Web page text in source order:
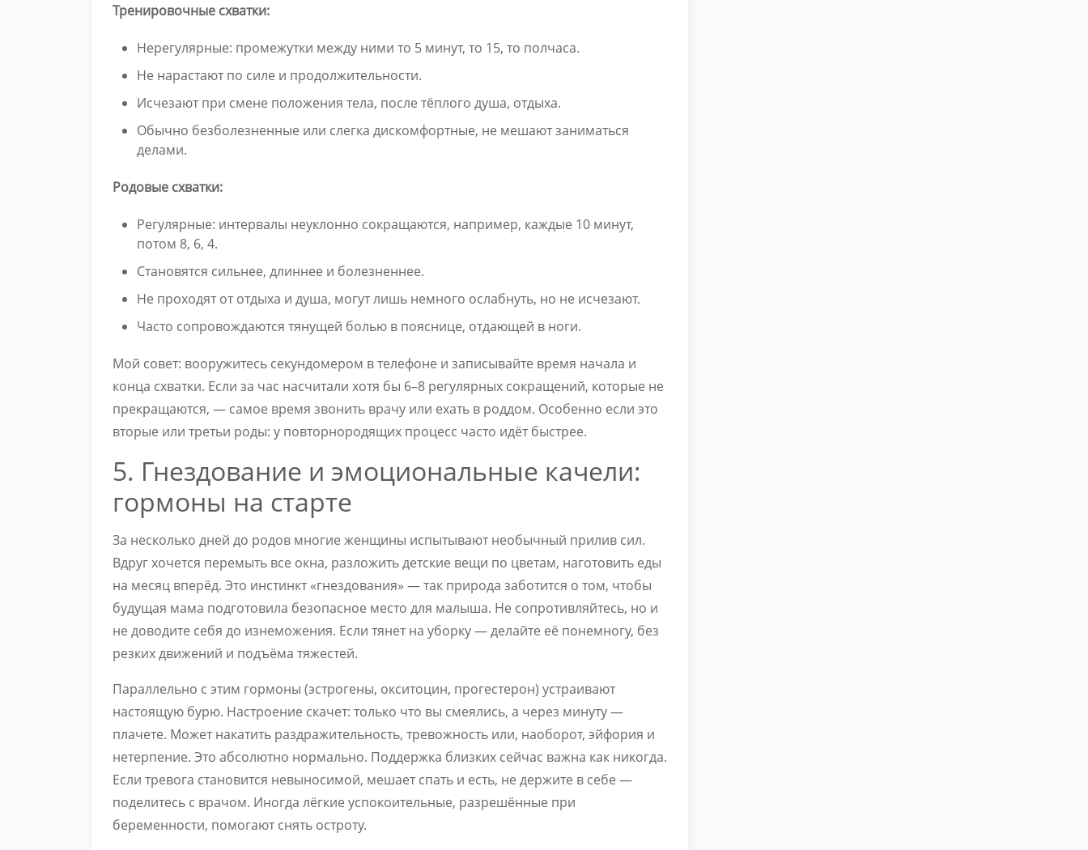
Тренировочные схватки:
Нерегулярные: промежутки между ними то 5 минут, то 15, то полчаса.
Не нарастают по силе и продолжительности.
Исчезают при смене положения тела, после тёплого душа, отдыха.
Обычно безболезненные или слегка дискомфортные, не мешают заниматься
делами.
Родовые схватки:
Регулярные: интервалы неуклонно сокращаются, например, каждые 10 минут,
потом 8, 6, 4.
Становятся сильнее, длиннее и болезненнее.
Не проходят от отдыха и душа, могут лишь немного ослабнуть, но не исчезают.
Часто сопровождаются тянущей болью в пояснице, отдающей в ноги.
Мой совет: вооружитесь секундомером в телефоне и записывайте время начала и
конца схватки. Если за час насчитали хотя бы 6–8 регулярных сокращений, которые не
прекращаются, — самое время звонить врачу или ехать в роддом. Особенно если это
вторые или третьи роды: у повторнородящих процесс часто идёт быстрее.
5. Гнездование и эмоциональные качели:
гормоны на старте
За несколько дней до родов многие женщины испытывают необычный прилив сил.
Вдруг хочется перемыть все окна, разложить детские вещи по цветам, наготовить еды
на месяц вперёд. Это инстинкт «гнездования» — так природа заботится о том, чтобы
будущая мама подготовила безопасное место для малыша. Не сопротивляйтесь, но и
не доводите себя до изнеможения. Если тянет на уборку — делайте её понемногу, без
резких движений и подъёма тяжестей.
Параллельно с этим гормоны (эстрогены, окситоцин, прогестерон) устраивают
настоящую бурю. Настроение скачет: только что вы смеялись, а через минуту —
плачете. Может накатить раздражительность, тревожность или, наоборот, эйфория и
нетерпение. Это абсолютно нормально. Поддержка близких сейчас важна как никогда.
Если тревога становится невыносимой, мешает спать и есть, не держите в себе —
поделитесь с врачом. Иногда лёгкие успокоительные, разрешённые при
беременности, помогают снять остроту.